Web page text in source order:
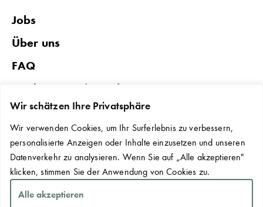
Wir schätzen Ihre Privatsphäre
Wir verwenden Cookies, um Ihr Surferlebnis zu verbessern,
personalisierte Anzeigen oder Inhalte einzusetzen und unseren
Datenverkehr zu analysieren. Wenn Sie auf „Alle akzeptieren"
klicken, stimmen Sie der Anwendung von Cookies zu.
Alle akzeptieren
Jobs
Über uns
FAQ
Förderungen in Sachsen
Datenschutz & Impressum
Erklärung zur Barrierefreiheit
Kontakt
Cookie-Einstellungen